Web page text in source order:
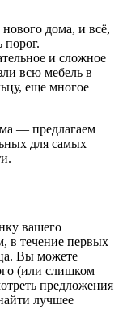
дома, и всё,
порог.
и сложное
всю мебель в
еще многое
— предлагаем
для самых
вашего
в течение первых
Вы можете
(или слишком
предложения
лучшее